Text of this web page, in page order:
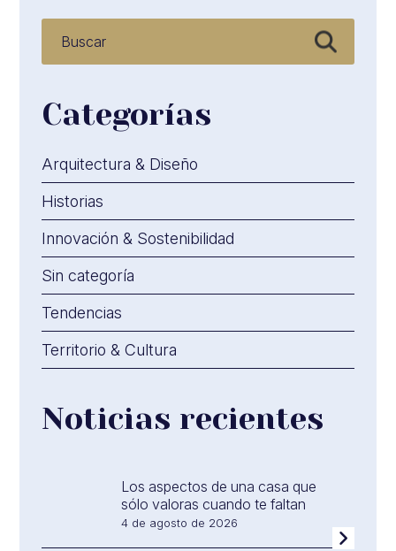
Categorías
Arquitectura & Diseño
Historias
Innovación & Sostenibilidad
Sin categoría
Tendencias
Territorio & Cultura
Noticias recientes
Los aspectos de una casa que
sólo valoras cuando te faltan
4 de agosto de 2026